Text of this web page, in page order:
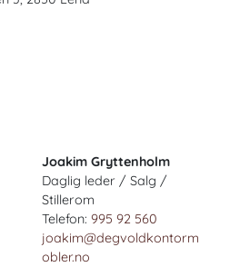
Joakim Gryttenholm
Daglig leder / Salg /
Stillerom
Telefon: 995 92 560
joakim@degvoldkontorm
obler.no